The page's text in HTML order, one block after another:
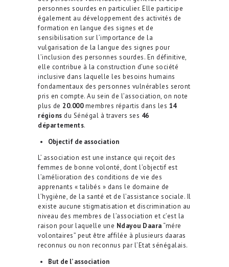
personnes sourdes en particulier. Elle participe
également au développement des activités de
formation en langue des signes et de
sensibilisation sur l’importance de la
vulgarisation de la langue des signes pour
l’inclusion des personnes sourdes. En définitive,
elle contribue à la construction d’une société
inclusive dans laquelle les besoins humains
fondamentaux des personnes vulnérables seront
pris en compte. Au sein de l’association, on note
plus de 20.000membres répartis dans les 14
régions du Sénégal à travers ses 46
départements.
Objectif de association
L’ association est une instance qui reçoit des
femmes de bonne volonté, dont l’objectif est
l’amélioration des conditions de vie des
apprenants « talibés » dans le domaine de
l’hygiène, de la santé et de l’assistance sociale. Il
existe aucune stigmatisation et discrimination au
niveau des membres de l’association et c’est la
raison pour laquelle une Ndayou Daara “mére
volontaires” peut être affilée à plusieurs daaras
reconnus ou non reconnus par l’Etat sénégalais.
But de l’ association